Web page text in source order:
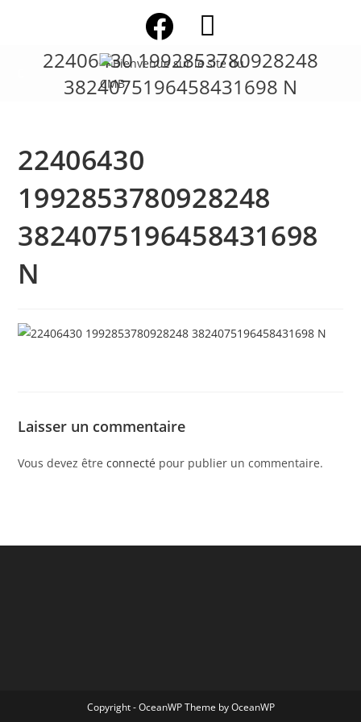
22406430 1992853780928248
3824075196458431698 N
22406430
1992853780928248
3824075196458431698
N
Laisser un commentaire
Vous devez êtreconnecté pour publier un commentaire.
Copyright - OceanWP Theme by OceanWP